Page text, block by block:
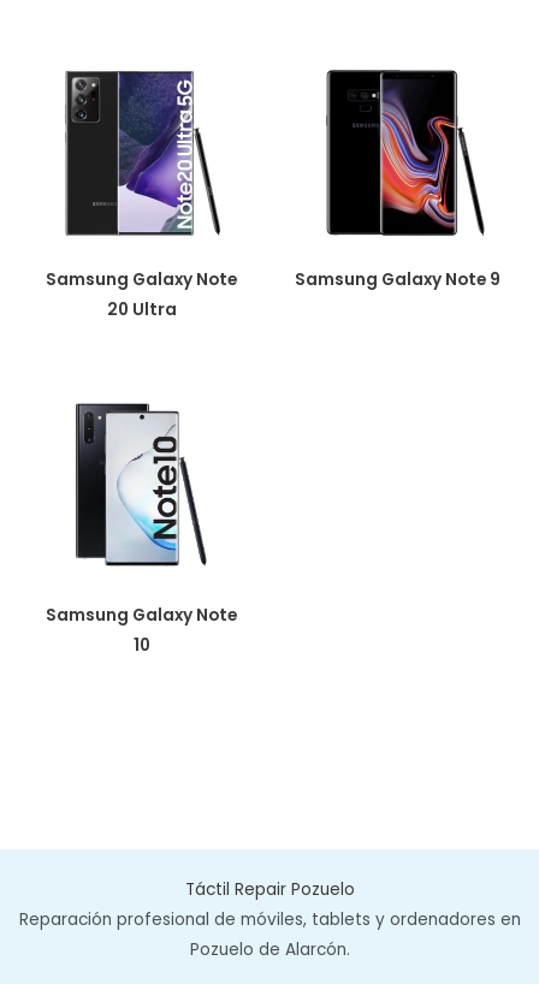
Samsung Galaxy Note
20 Ultra
Samsung Galaxy Note 9
Samsung Galaxy Note
10
Táctil Repair Pozuelo
Reparación profesional de móviles, tablets y ordenadores en
Pozuelo de Alarcón.